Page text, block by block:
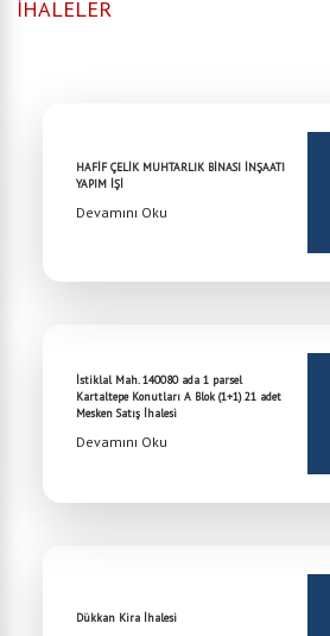
İHALELER
HAFİF ÇELİK MUHTARLIK BİNASI İNŞAATI
YAPIM İŞİ
Devamını Oku
İstiklal Mah. 140080 ada 1 parsel
Kartaltepe Konutları A Blok (1+1) 21 adet
Mesken Satış İhalesi
Devamını Oku
Dükkan Kira İhalesi